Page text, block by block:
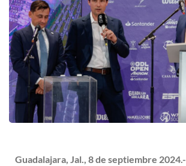
Guadalajara, Jal., 8 de septiembre 2024.-